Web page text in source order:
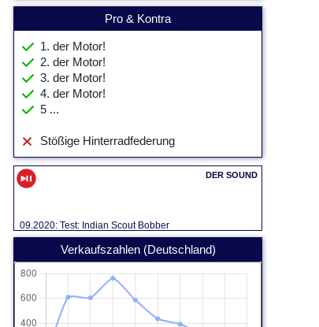
Pro & Kontra
1. der Motor!
2. der Motor!
3. der Motor!
4. der Motor!
5 ...
Stößige Hinterradfederung
09.2020: Test: Indian Scout Bobber
Verkaufszahlen (Deutschland)